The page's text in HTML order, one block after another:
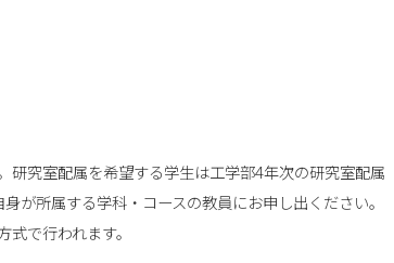
究室配属を希望する学生は工学部4年次の研究室配属
が所属する学科・コースの教員にお申し出ください。
で行われます。